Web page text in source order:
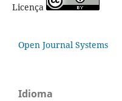
Licença
Open Journal Systems
Idioma